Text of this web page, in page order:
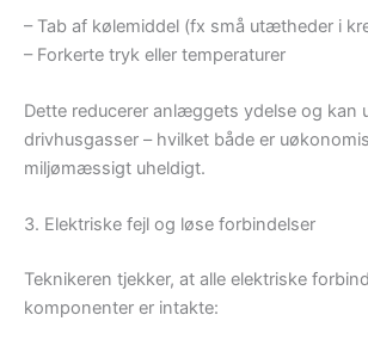
– Tab af kølemiddel (fx små utætheder i
– Forkerte tryk eller temperaturer
Dette reducerer anlæggets ydelse og kan
drivhusgasser – hvilket både er
miljømæssigt uheldigt.
3. Elektriske fejl og løse forbindelser
Teknikeren tjekker, at alle elektriske
komponenter er intakte: